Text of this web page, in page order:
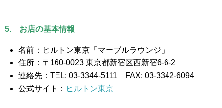
5. お店の基本情報
名前：ヒルトン東京「マーブルラウンジ」
住所：〒160-0023 東京都新宿区西新宿6-6-2
連絡先：TEL: 03-3344-5111 FAX: 03-3342-6094
公式サイト： ヒルトン東京